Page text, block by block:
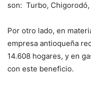
son: Turbo, Chigorodó,
Por otro lado, en
empresa antioqueña
14.608 hogares, y en
con este beneficio.